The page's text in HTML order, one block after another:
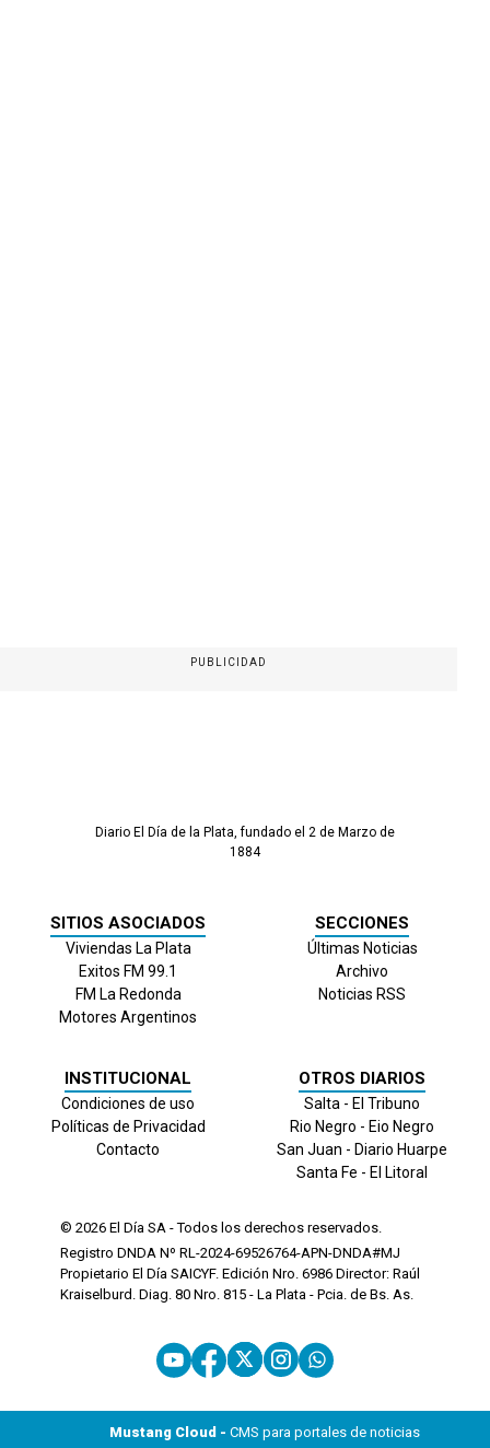
PUBLICIDAD
Diario El Día de la Plata, fundado el 2 de Marzo de
1884
SITIOS ASOCIADOS
Viviendas La Plata
Exitos FM 99.1
FM La Redonda
Motores Argentinos
SECCIONES
Últimas Noticias
Archivo
Noticias RSS
INSTITUCIONAL
Condiciones de uso
Políticas de Privacidad
Contacto
OTROS DIARIOS
Salta - El Tribuno
Rio Negro - Eio Negro
San Juan - Diario Huarpe
Santa Fe - El Litoral
© 2026 El Día SA - Todos los derechos reservados.
Registro DNDA Nº RL-2024-69526764-APN-DNDA#MJ
Propietario El Día SAICYF. Edición Nro. 6986 Director: Raúl
Kraiselburd. Diag. 80 Nro. 815 - La Plata - Pcia. de Bs. As.
Mustang Cloud - CMS para portales de noticias